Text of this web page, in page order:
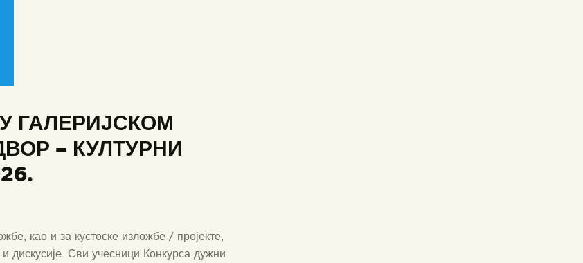
ГАЛЕРИЈСКОМ
– КУЛТУРНИ
као и за кустоске изложбе / пројекте,
и дискусије. Сви учесници Конкурса дужни